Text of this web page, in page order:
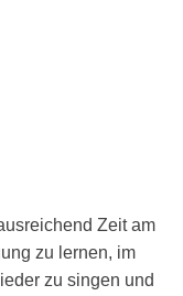
Zeit am
zu lernen, im
zu singen und